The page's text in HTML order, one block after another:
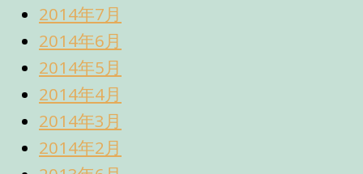
2014年7月
2014年6月
2014年5月
2014年4月
2014年3月
2014年2月